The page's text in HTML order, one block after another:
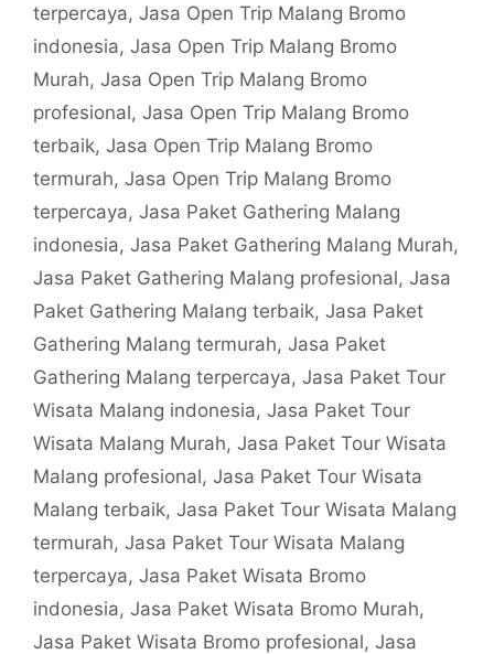
terpercaya, Jasa Open Trip Malang Bromo
indonesia, Jasa Open Trip Malang Bromo
Murah, Jasa Open Trip Malang Bromo
profesional, Jasa Open Trip Malang Bromo
terbaik, Jasa Open Trip Malang Bromo
termurah, Jasa Open Trip Malang Bromo
terpercaya, Jasa Paket Gathering Malang
indonesia, Jasa Paket Gathering Malang Murah,
Jasa Paket Gathering Malang profesional, Jasa
Paket Gathering Malang terbaik, Jasa Paket
Gathering Malang termurah, Jasa Paket
Gathering Malang terpercaya, Jasa Paket Tour
Wisata Malang indonesia, Jasa Paket Tour
Wisata Malang Murah, Jasa Paket Tour Wisata
Malang profesional, Jasa Paket Tour Wisata
Malang terbaik, Jasa Paket Tour Wisata Malang
termurah, Jasa Paket Tour Wisata Malang
terpercaya, Jasa Paket Wisata Bromo
indonesia, Jasa Paket Wisata Bromo Murah,
Jasa Paket Wisata Bromo profesional, Jasa